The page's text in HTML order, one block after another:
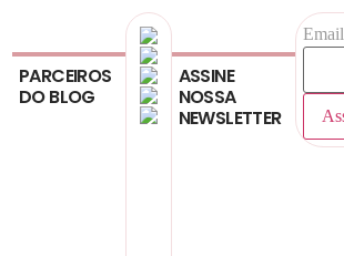
PARCEIROS
DO BLOG
ASSINE
NOSSA
NEWSLETTER
Email